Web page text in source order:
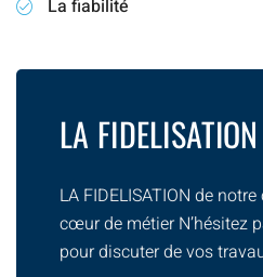
La fiabilité
LA FIDELISATION
LA FIDELISATION de
cœur de métier N’hésitez
pour discuter de vos